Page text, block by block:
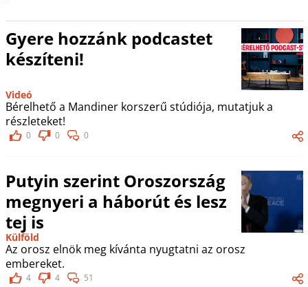
Gyere hozzánk podcastet
készíteni!
Videó
Bérelhető a Mandiner korszerű stúdiója, mutatjuk a
részleteket!
0 0 0
Putyin szerint Oroszország
megnyeri a háborút és lesz
tej is
Külföld
Az orosz elnök meg kívánta nyugtatni az orosz
embereket.
4 4 51